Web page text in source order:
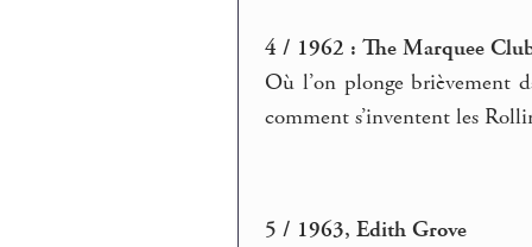
4 / 1962 : The Marquee
Où l’on plonge brièvement
comment s’inventent les
5 / 1963, Edith Grove